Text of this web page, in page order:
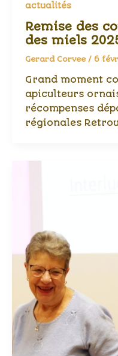
actualités
Remise des
des miels
Gerard Corvee / 6
Grand moment
apiculteurs
récompenses
régionales